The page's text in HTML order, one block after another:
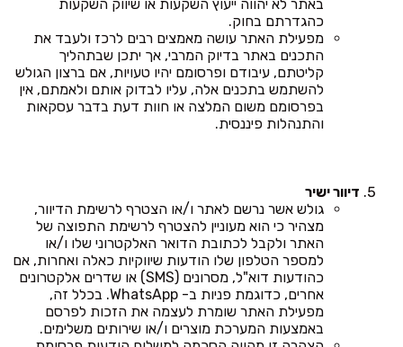
באתר לא יהווה ייעוץ השקעות או שיווק השקעות
כהגדרתם בחוק.
מפעילת האתר עושה מאמצים רבים לרכז ולעבד את
התכנים באתר בדיוק המרבי, אך יתכן שבתהליך
קליטתם, עיבודם ופרסומם יהיו טעויות, אם ברצון הגולש
להשתמש בתכנים אלה, עליו לבדוק אותם ולאמתם, אין
בפרסומם משום המלצה או חוות דעת בדבר עסקאות
והתנהלות פיננסית.
דיוור ישיר
גולש אשר נרשם לאתר ו/או הצטרף לרשימת הדיוור,
מצהיר כי הוא מעוניין להצטרף לרשימת התפוצה של
האתר ולקבל לכתובת הדואר האלקטרוני שלו ו/או
למספר הטלפון שלו הודעות שיווקיות כאלה ואחרות, אם
כהודעות דוא"ל, מסרונים (SMS) או שדרים אלקטרונים
אחרים, כדוגמת פניות ב- WhatsApp. בכלל זה,
מפעילת האתר שומרת לעצמה את הזכות לפרסם
באמצעות המערכת מוצרים ו/או שירותים משלימים.